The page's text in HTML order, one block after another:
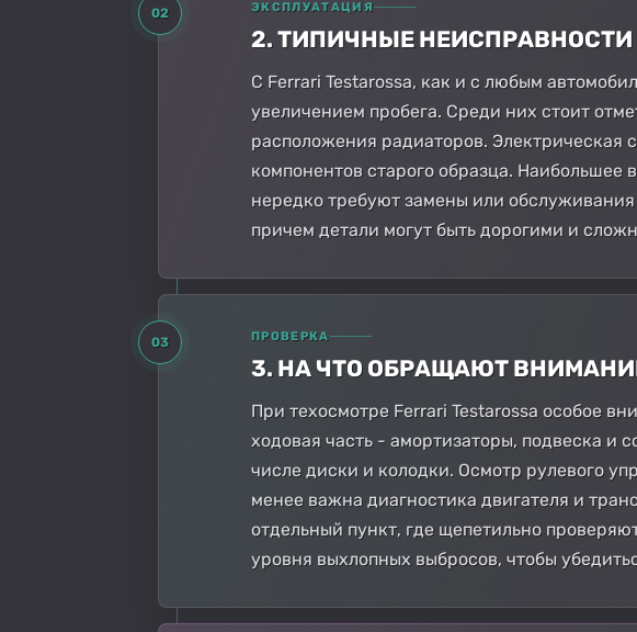
02 ЭКСПЛУАТАЦИЯ
2. ТИПИЧНЫЕ НЕИСПРАВНОСТИ
С Ferrari Testarossa, как и с любым
увеличением пробега. Среди них стоит
расположения радиаторов. Электрическая
компонентов старого образца. Наибольшее
нередко требуют замены или
причем детали могут быть дорогими и
03 ПРОВЕРКА
3. НА ЧТО ОБРАЩАЮТ
При техосмотре Ferrari Testarossa особое
ходовая часть - амортизаторы, подвеска и
числе диски и колодки. Осмотр рулевого
менее важна диагностика двигателя и
отдельный пункт, где щепетильно
уровня выхлопных выбросов, чтобы